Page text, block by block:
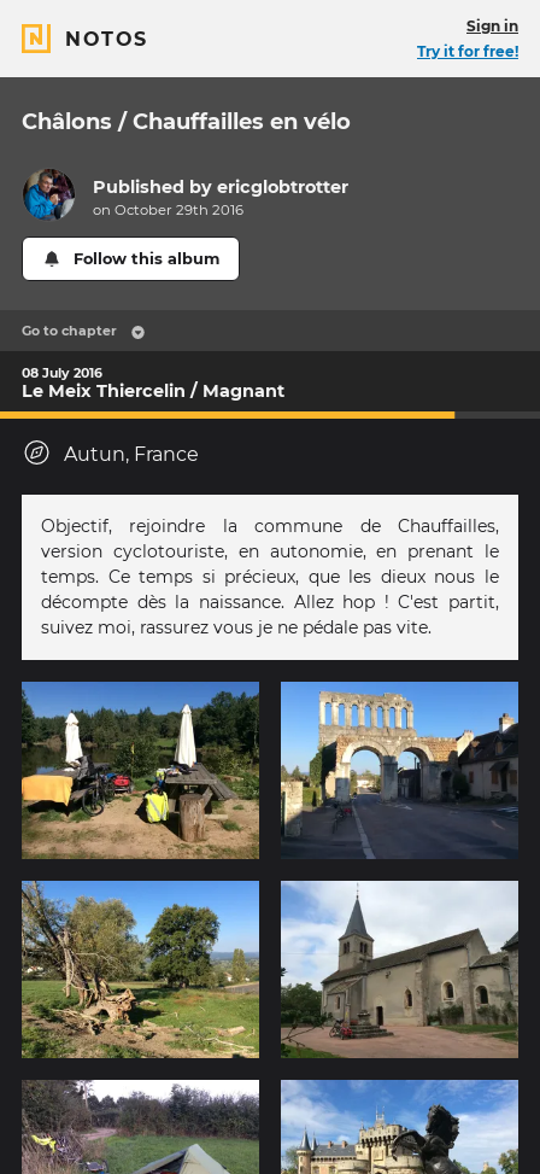
NOTOS
Sign in
Try it for free!
Châlons / Chauffailles en vélo
Published byericglobtrotter
on October 29th 2016
Follow this album
Go to chapter
08 July 2016
Le Meix Thiercelin / Magnant
Autun, France
Objectif, rejoindre la commune de Chauffailles,
version cyclotouriste, en autonomie, en prenant le
temps. Ce temps si précieux, que les dieux nous le
décompte dès la naissance. Allez hop ! C'est partit,
suivez moi, rassurez vous je ne pédale pas vite.